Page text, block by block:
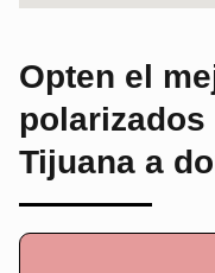
Opten el
Tijuana a